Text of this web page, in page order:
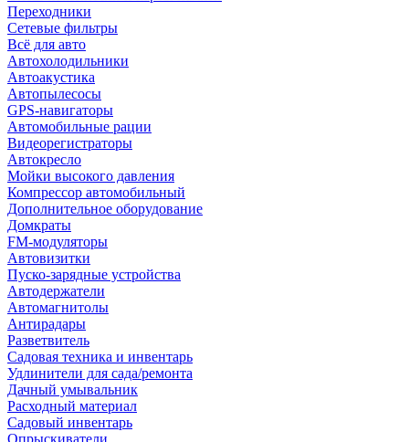
Переходники
Сетевые фильтры
Всё для авто
Автохолодильники
Автоакустика
Автопылесосы
GPS-навигаторы
Автомобильные рации
Видеорегистраторы
Автокресло
Мойки высокого давления
Компрессор автомобильный
Дополнительное оборудование
Домкраты
FM-модуляторы
Автовизитки
Пуско-зарядные устройства
Автодержатели
Автомагнитолы
Антирадары
Разветвитель
Садовая техника и инвентарь
Удлинители для сада/ремонта
Дачный умывальник
Расходный материал
Садовый инвентарь
Опрыскиватели